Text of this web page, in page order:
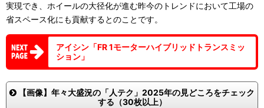
実現でき、ホイールの大径化が進む昨今のトレンドにおいて工場の
省スペース化にも貢献するとのことです。
アイシン「FR 1モーターハイブリッドトランスミッ
ション」
【画像】年々大盛況の「人テク」2025年の見どころをチェック
する（30枚以上）